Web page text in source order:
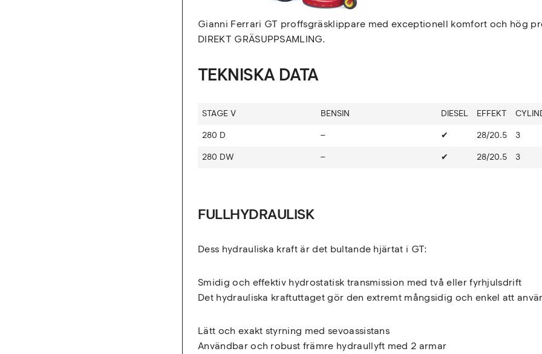
Gianni Ferrari GT proffsgräsklippare med exceptionell komfort och hög
DIREKT GRÄSUPPSAMLING.
TEKNISKA DATA
STAGE V BENSIN DIESEL EFFEKT
280 D – ✔ 28/20.5 3
280 DW – ✔ 28/20.5 3
FULLHYDRAULISK
Dess hydrauliska kraft är det bultande hjärtat i GT:
Smidig och effektiv hydrostatisk transmission med två eller fyrhjulsdrift
Det hydrauliska kraftuttaget gör den extremt mångsidig och enkel att
Lätt och exakt styrning med sevoassistans
Användbar och robust främre hydraullyft med 2 armar